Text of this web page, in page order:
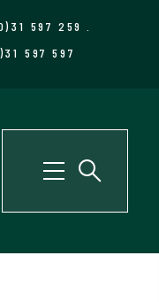
597 259
597 597